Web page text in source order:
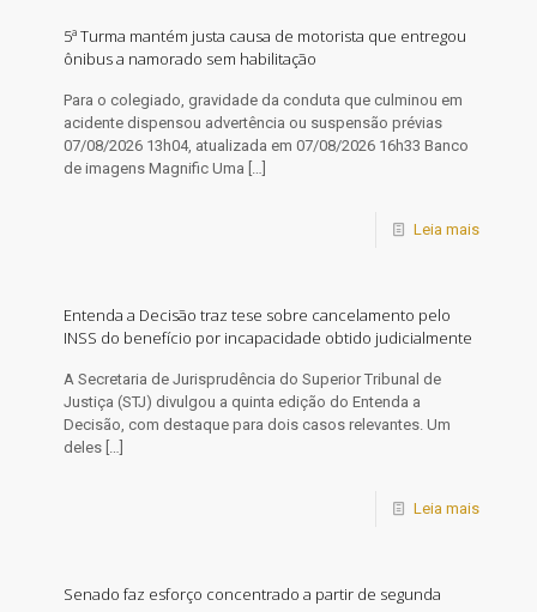
5ª Turma mantém justa causa de motorista que entregou
ônibus a namorado sem habilitação
Para o colegiado, gravidade da conduta que culminou em
acidente dispensou advertência ou suspensão prévias
07/08/2026 13h04, atualizada em 07/08/2026 16h33 Banco
de imagens Magnific Uma […]
Leia mais
Entenda a Decisão traz tese sobre cancelamento pelo
INSS do benefício por incapacidade obtido judicialmente
A Secretaria de Jurisprudência do Superior Tribunal de
Justiça (STJ) divulgou a quinta edição do Entenda a
Decisão, com destaque para dois casos relevantes. Um
deles […]
Leia mais
Senado faz esforço concentrado a partir de segunda